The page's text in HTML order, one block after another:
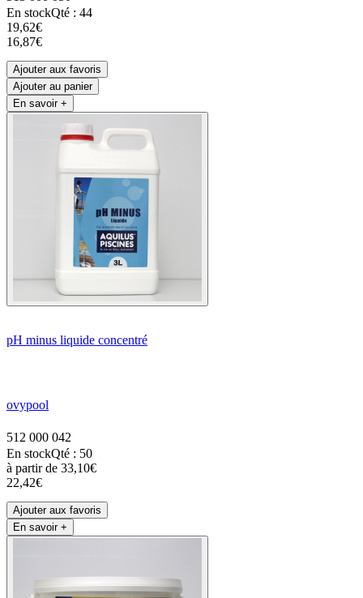
En stockQté : 44
19,62€
16,87€
Ajouter aux favoris
Ajouter au panier
En savoir +
pH minus liquide concentré
ovypool
512 000 042
En stockQté : 50
à partir de 33,10€
22,42€
Ajouter aux favoris
En savoir +